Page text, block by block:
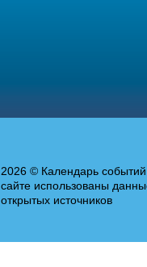
2026 © Календарь
сайте использованы
открытых источников